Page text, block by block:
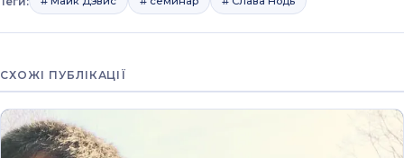
СХОЖІ ПУБЛІКАЦІЇ